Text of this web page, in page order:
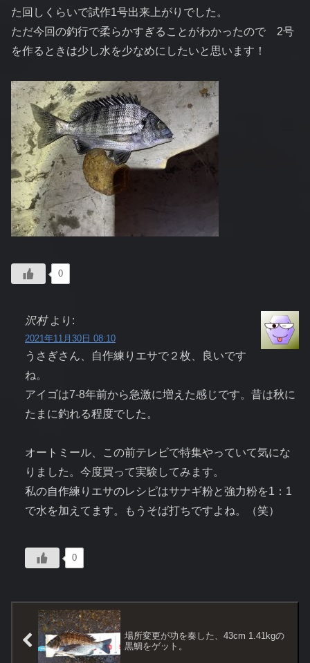
た回しくらいで試作1号出来上がりでした。
ただ今回の釣行で柔らかすぎることがわかったので 2号
を作るときは少し水を少なめにしたいと思います！
0
沢村 より:
2021年11月30日 08:10
うさぎさん、自作練りエサで２枚、良いです
ね。
アイゴは7-8年前から急激に増えた感じです。昔は秋に
たまに釣れる程度でした。
オートミール、この前テレビで特集やっていて気にな
りました。今度買って実験してみます。
私の自作練りエサのレシピはサナギ粉と強力粉を1：1
で水を加えてます。もうそば打ちですよね。（笑）
0
場所変更が功を奏した、43cm 1.41kgの
黒鯛をゲット。